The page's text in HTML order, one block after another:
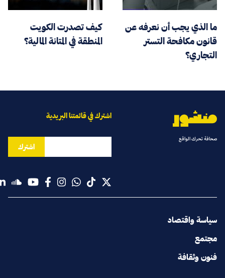
ما الذي يجب أن نعرفه عن
قانون مكافحة التستر
التجاري؟
كيف تصدرت الكويت
المنطقة في المتانة المالية؟
صحافة تحرك الواقع
سياسة واقتصاد
مجتمع
فنون وثقافة
اشترك في قائمتنا البريدية
اشترك